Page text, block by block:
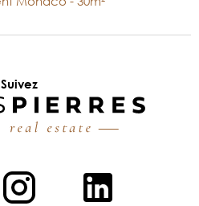
Suivez